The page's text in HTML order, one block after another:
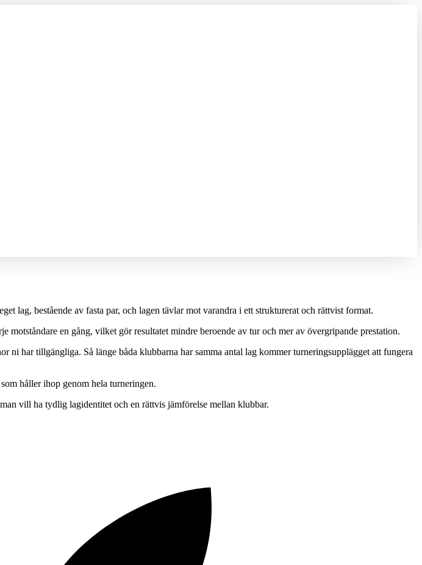
lag, bestående av fasta par, och lagen tävlar mot varandra i ett strukturerat och rättvist format.
en gång, vilket gör resultatet mindre beroende av tur och mer av övergripande prestation.
har tillgängliga. Så länge båda klubbarna har samma antal lag kommer turneringsupplägget att fungera
håller ihop genom hela turneringen.
vill ha tydlig lagidentitet och en rättvis jämförelse mellan klubbar.